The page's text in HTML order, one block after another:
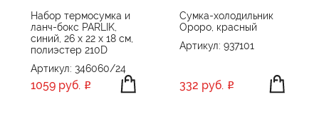
Набор термосумка и
ланч-бокс PARLIK,
синий, 26 x 22 x 18 см,
полиэстер 210D
Артикул: 346060/24
1059 руб.
Сумка-холодильник
Ороро, красный
Артикул: 937101
332 руб.